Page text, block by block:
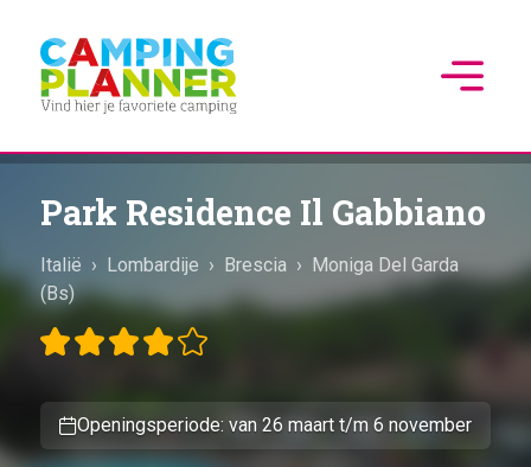
Park Residence Il Gabbiano
Italië › Lombardije › Brescia › Moniga Del Garda
(Bs)
Openingsperiode: van 26 maart t/m 6 november